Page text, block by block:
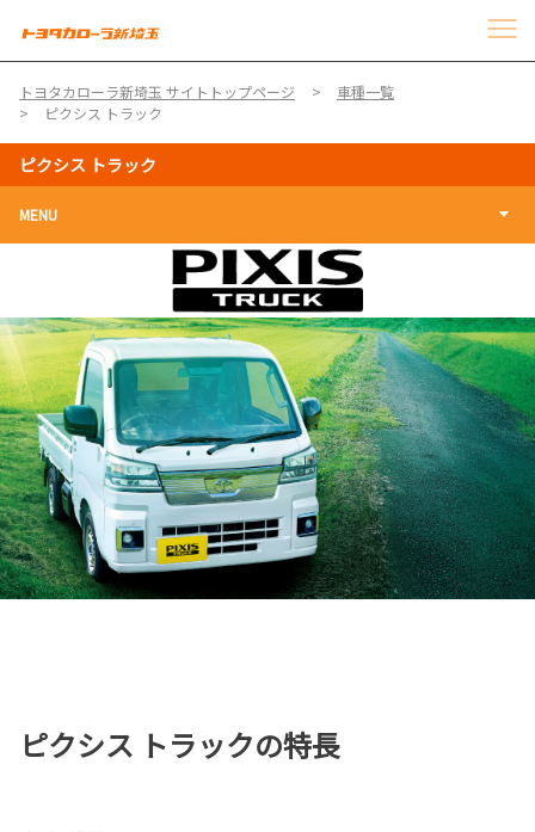
トヨタカローラ新埼玉 サイトトップページ
車種一覧
ピクシス トラック
ピクシス トラック
MENU
ピクシス トラックの特長